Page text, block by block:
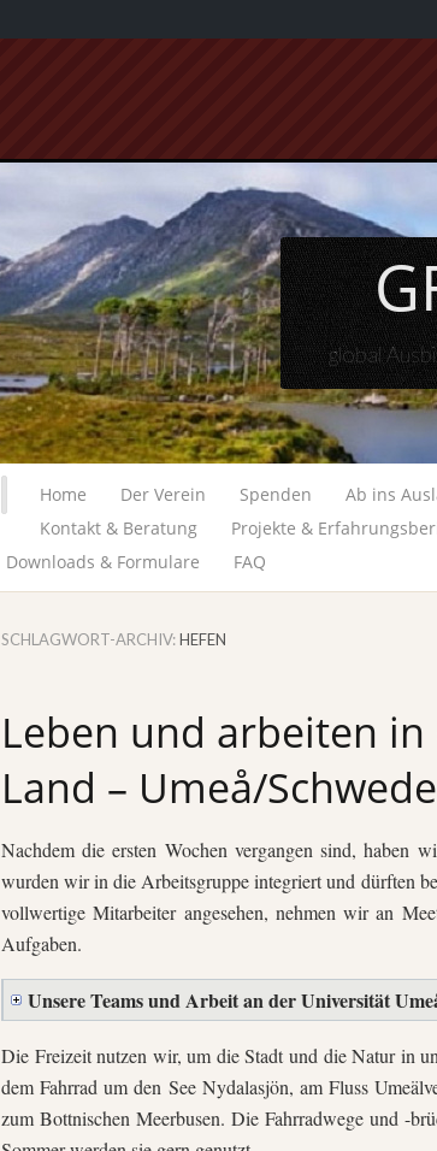
global
Home Der Verein Spenden Ab ins
Kontakt & Beratung
Projekte &
Downloads & Formulare
FAQ
SCHLAGWORT-ARCHIV:HEFEN
Leben und arbeiten
Land – Umeå/
Nachdem die ersten Wochen vergangen sind, haben
wurden wir in die Arbeitsgruppe integriert und dürften
vollwertige Mitarbeiter angesehen, nehmen wir an
Aufgaben.
Unsere Teams und Arbeit an der Universität
Die Freizeit nutzen wir, um die Stadt und die Natur in
dem Fahrrad um den See Nydalasjön, am Fluss
zum Bottnischen Meerbusen. Die Fahrradwege und -